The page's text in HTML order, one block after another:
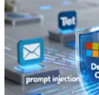
for
Office
365
contro
i
prompt